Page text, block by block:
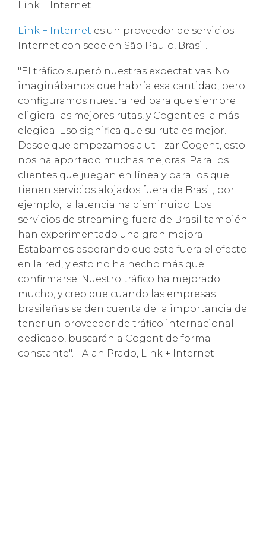
Link + Internet
Link + Internet es un proveedor de servicios
Internet con sede en São Paulo, Brasil.
"El tráfico superó nuestras expectativas. No
imaginábamos que habría esa cantidad, pero
configuramos nuestra red para que siempre
eligiera las mejores rutas, y Cogent es la más
elegida. Eso significa que su ruta es mejor.
Desde que empezamos a utilizar Cogent, esto
nos ha aportado muchas mejoras. Para los
clientes que juegan en línea y para los que
tienen servicios alojados fuera de Brasil, por
ejemplo, la latencia ha disminuido. Los
servicios de streaming fuera de Brasil también
han experimentado una gran mejora.
Estabamos esperando que este fuera el efecto
en la red, y esto no ha hecho más que
confirmarse. Nuestro tráfico ha mejorado
mucho, y creo que cuando las empresas
brasileñas se den cuenta de la importancia de
tener un proveedor de tráfico internacional
dedicado, buscarán a Cogent de forma
constante". - Alan Prado, Link + Internet